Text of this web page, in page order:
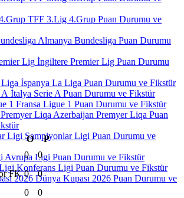
TFF 3.Lig 4.Grup Puan Durumu ve
Almanya Bundesliga Puan Durumu
İngiltere Premier Lig Puan Durumu
İspanya La Liga Puan Durumu ve Fikstür
İtalya Serie A Puan Durumu ve Fikstür
Fransa Ligue 1 Puan Durumu ve Fikstür
Azerbaijan Premyer Liqa Puan
Şampiyonlar Ligi Puan Durumu ve
Avrupa Ligi Puan Durumu ve Fikstür
Konferans Ligi Puan Durumu ve Fikstür
Dünya Kupası 2026 Puan Durumu ve
O
P
0
0
FK 0
0
0
0